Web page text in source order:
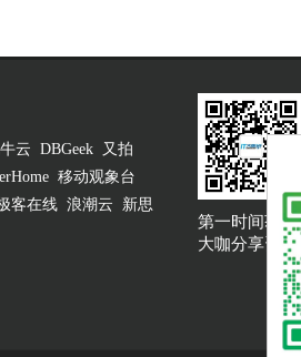
云 DBGeek
又拍
移动观象台
客在线 浪潮云
新思
第一时间获取
大咖分享资讯